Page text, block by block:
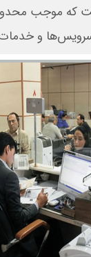
که موجب
و